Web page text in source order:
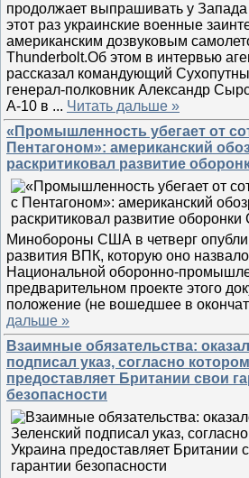
продолжает выпрашивать у
этот раз украинские военные
американским дозвуковым
Thunderbolt.Об этом в интервью
рассказал командующий
генерал-полковник Александр
A-10 в ... Читать дальше »
«Промышленность убегает от
Пентагоном»: американский
раскритиковал развитие
Минобороны США в четверг
развития ВПК, которую оно
Национальной оборонно-
предварительном проекте этого
положение (не вошедшее в
дальше »
Взаимные обязательства:
подписал указ, согласно
предоставляет Британии свои
безопасности